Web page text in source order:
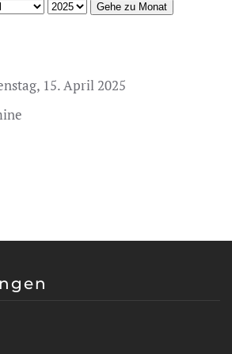
Gehe zu Monat
15. April 2025